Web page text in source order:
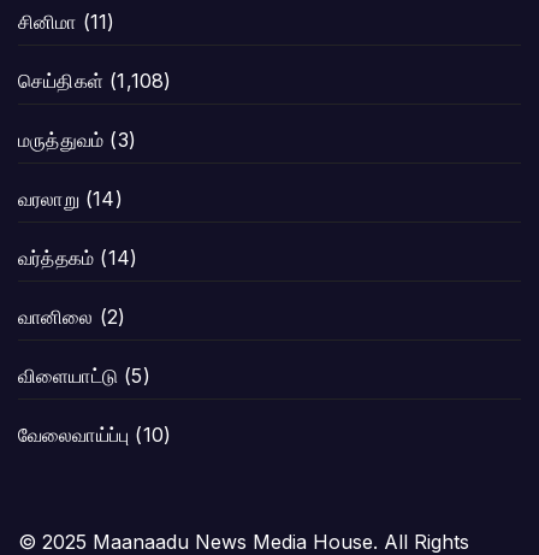
சினிமா (11)
செய்திகள் (1,108)
மருத்துவம் (3)
வரலாறு (14)
வர்த்தகம் (14)
வானிலை (2)
விளையாட்டு (5)
வேலைவாய்ப்பு (10)
© 2025 Maanaadu News Media House. All Rights